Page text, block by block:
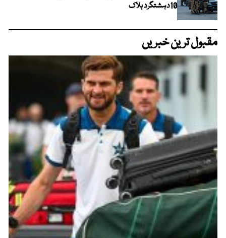
10دہشتگرد ہلاک
مقبول ترین خبریں